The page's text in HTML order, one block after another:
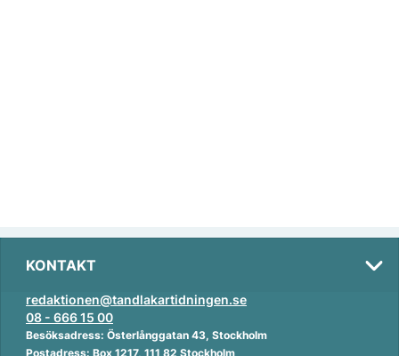
KONTAKT
redaktionen@tandlakartidningen.se
08 - 666 15 00
Besöksadress: Österlånggatan 43, Stockholm
Postadress: Box 1217, 111 82 Stockholm